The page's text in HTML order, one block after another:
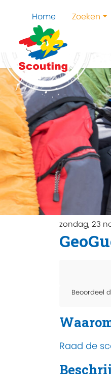
Home Zoeken
zondag, 23
Beoordeel
Raad de